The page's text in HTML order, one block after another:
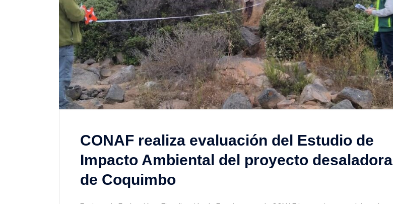
CONAF realiza evaluación del Estudio de
Impacto Ambiental del proyecto desaladora
de Coquimbo